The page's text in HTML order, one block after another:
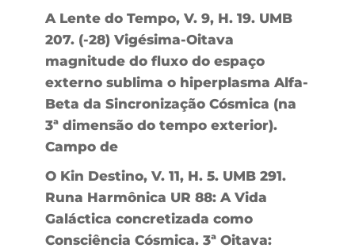
A Lente do Tempo, V. 9, H. 19. UMB
207. (-28) Vigésima-Oitava
magnitude do fluxo do espaço
externo sublima o hiperplasma Alfa-
Beta da Sincronização Cósmica (na
3ª dimensão do tempo exterior).
Campo de
O Kin Destino, V. 11, H. 5. UMB 291.
Runa Harmônica UR 88: A Vida
Galáctica concretizada como
Consciência Cósmica. 3ª Oitava: